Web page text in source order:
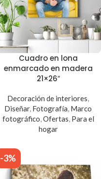
Cuadro en lona
enmarcado en madera
21×26″
Decoración de interiores,
Diseñar, Fotografía, Marco
fotográfico,Ofertas, Para el
hogar
-3%